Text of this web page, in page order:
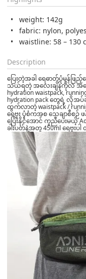
weight: 142g
fabric: nylon,
waistline: 58 – 130
Description
ပြေးတဲ့အခါ ရေဓာတ်ပုံမှန်ဖြ
သယ်ရတဲ့ အလေးချိန်ကိုလဲ အပြ
hydration waistpack,
hydration pack တွေရဲ့ လိုအ
ထွက်လာတဲ့ waistpack /
ရေဗူး ပုံစံကအစ ‌သေချာစီစဉ်
ပြေးနိုင်အောင် ကူညီပေးမယ့်
ခါးပတ်နဲ့အတူ 450ml ရေဗူးပါ